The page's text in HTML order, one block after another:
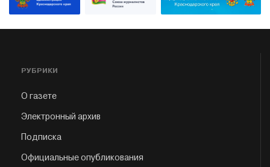
РУБРИКИ
О газете
Электронный архив
Подписка
Официальные опубликования